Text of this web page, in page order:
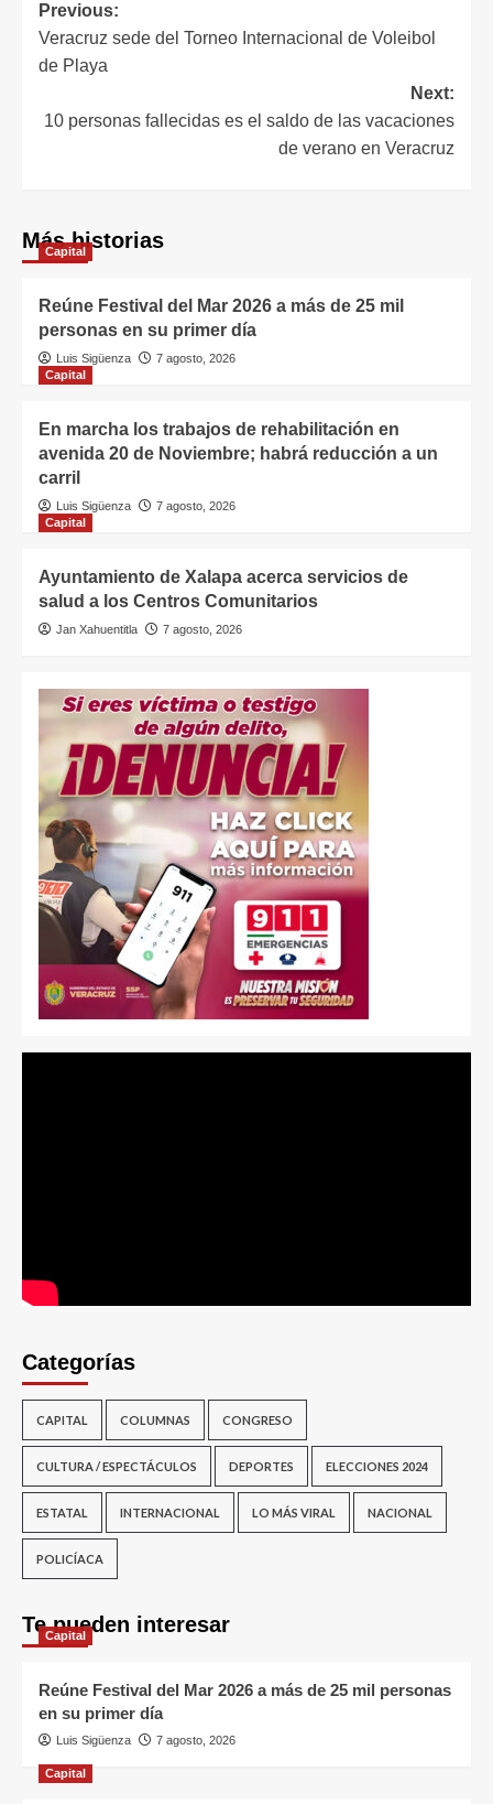
Previous:
Veracruz sede del Torneo Internacional de Voleibol
de Playa
Next:
10 personas fallecidas es el saldo de las vacaciones
de verano en Veracruz
Más historias
Capital
Reúne Festival del Mar 2026 a más de 25 mil
personas en su primer día
Luis Sigüenza
7 agosto, 2026
Capital
En marcha los trabajos de rehabilitación en
avenida 20 de Noviembre; habrá reducción a un
carril
Luis Sigüenza
7 agosto, 2026
Capital
Ayuntamiento de Xalapa acerca servicios de
salud a los Centros Comunitarios
Jan Xahuentitla 7 agosto, 2026
Categorías
CAPITAL COLUMNAS CONGRESO
CULTURA / ESPECTÁCULOS DEPORTES ELECCIONES 2024
ESTATAL INTERNACIONAL LO MÁS VIRAL NACIONAL
POLICÍACA
Te pueden interesar
Capital
Reúne Festival del Mar 2026 a más de 25 mil personas
en su primer día
Luis Sigüenza 7 agosto, 2026
Capital